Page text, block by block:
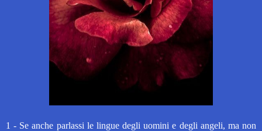
1 - Se anche parlassi le lingue degli uominie degli angeli, ma non